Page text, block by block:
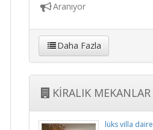
Aranıyor
Daha Fazla
KİRALIK MEKANLAR
lüks villa daire